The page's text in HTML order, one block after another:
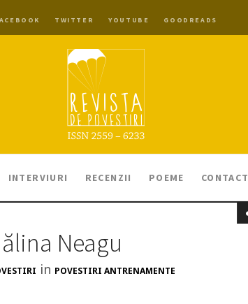
TWITTER YOUTUBE GOODREADS
INTERVIURI RECENZII POEME CONTACT
Neagu
in POVESTIRI ANTRENAMENTE